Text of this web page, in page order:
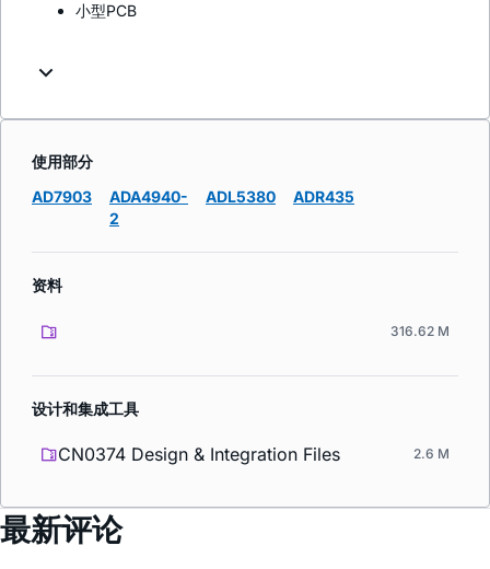
小型PCB
使用部分
AD7903
ADA4940-
2
ADL5380 ADR435
资料
316.62 M
设计和集成工具
CN0374 Design & Integration Files 2.6 M
最新评论